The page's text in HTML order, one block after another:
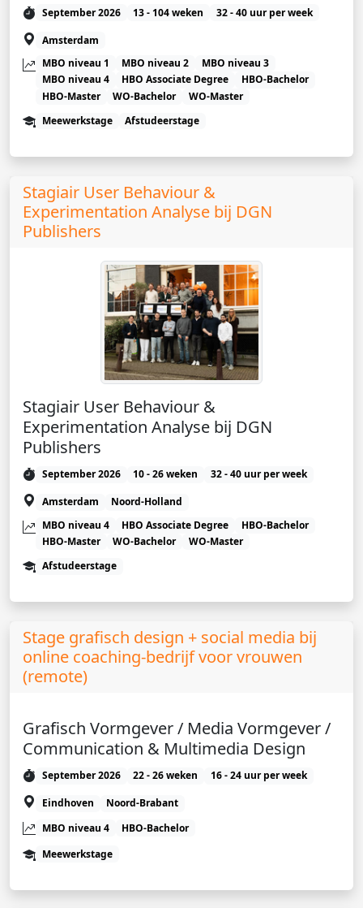
September 2026 13 - 104 weken
32 - 40 uur per week
Amsterdam
MBO niveau 1
MBO niveau 2
MBO niveau 3
MBO niveau 4
HBO Associate Degree
HBO-Bachelor
HBO-Master
WO-Bachelor
WO-Master
Meewerkstage
Afstudeerstage
Stagiair User Behaviour &
Experimentation Analyse bij DGN
Publishers
Stagiair User Behaviour &
Experimentation Analyse bij DGN
Publishers
September 2026 10 - 26 weken
32 - 40 uur per week
Amsterdam
Noord-Holland
MBO niveau 4
HBO Associate Degree
HBO-Bachelor
HBO-Master
WO-Bachelor
WO-Master
Afstudeerstage
Stage grafisch design + social media bij
online coaching-bedrijf voor vrouwen
(remote)
Grafisch Vormgever / Media Vormgever /
Communication & Multimedia Design
September 2026 22 - 26 weken
16 - 24 uur per week
Eindhoven
Noord-Brabant
MBO niveau 4
HBO-Bachelor
Meewerkstage